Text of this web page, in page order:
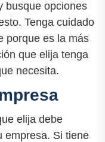
busque opciones
Tenga cuidado
porque es la más
que elija tenga
necesita.
elija debe
empresa. Si tiene